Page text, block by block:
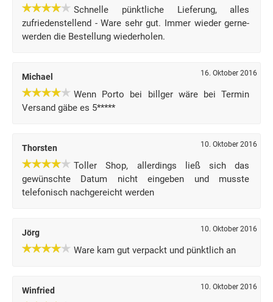
Schnelle pünktliche Lieferung, alles
zufriedenstellend - Ware sehr gut. Immer wieder gerne-
werden die Bestellung wiederholen.
Michael 16. Oktober 2016
Wenn Porto bei billger wäre bei Termin
Versand gäbe es 5*****
Thorsten 10. Oktober 2016
Toller Shop, allerdings ließ sich das
gewünschte Datum nicht eingeben und musste
telefonisch nachgereicht werden
Jörg 10. Oktober 2016
Ware kam gut verpackt und pünktlich an
Winfried 10. Oktober 2016